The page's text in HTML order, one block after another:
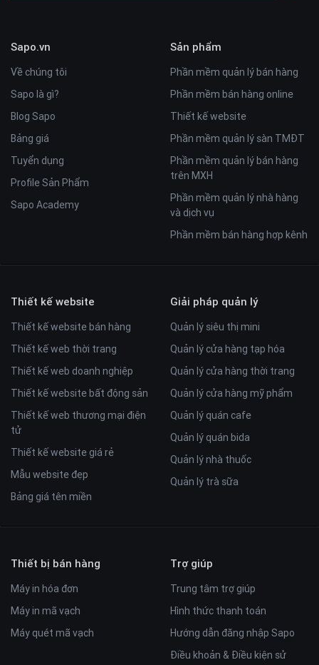
Sapo.vn
Về chúng tôi
Sapo là gì?
Blog Sapo
Bảng giá
Tuyển dụng
Profile Sản Phẩm
Sapo Academy
Sản phẩm
Phần mềm quản lý bán hàng
Phần mềm bán hàng online
Thiết kế website
Phần mềm quản lý sàn TMĐT
Phần mềm quản lý bán hàng
trên MXH
Phần mềm quản lý nhà hàng
và dịch vụ
Phần mềm bán hàng hợp kênh
Thiết kế website
Thiết kế website bán hàng
Thiết kế web thời trang
Thiết kế web doanh nghiệp
Thiết kế website bất động sản
Thiết kế web thương mại điện
tử
Thiết kế website giá rẻ
Mẫu website đẹp
Bảng giá tên miền
Giải pháp quản lý
Quản lý siêu thị mini
Quản lý cửa hàng tạp hóa
Quản lý cửa hàng thời trang
Quản lý cửa hàng mỹ phẩm
Quản lý quán cafe
Quản lý quán bida
Quản lý nhà thuốc
Quản lý trà sữa
Thiết bị bán hàng
Máy in hóa đơn
Máy in mã vạch
Máy quét mã vạch
Trợ giúp
Trung tâm trợ giúp
Hình thức thanh toán
Hướng dẫn đăng nhập Sapo
Điều khoản & Điều kiện sử